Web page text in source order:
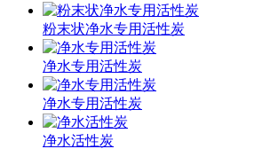
粉末状净水专用活性炭
净水专用活性炭
净水专用活性炭
净水活性炭